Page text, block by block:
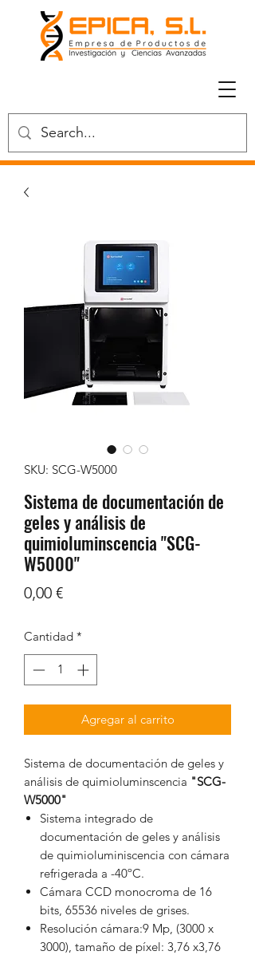
SKU: SCG-W5000
Sistema de documentación de
geles y análisis de
quimioluminscencia "SCG-
W5000"
0,00 €Precio
Cantidad *
Agregar al carrito
Sistema de documentación de geles y
análisis de quimioluminscencia "SCG-
W5000"
Sistema integrado de
documentación de geles y análisis
de quimioluminiscencia con cámara
refrigerada a -40ºC.
Cámara CCD monocroma de 16
bits, 65536 niveles de grises.
Resolución cámara:9 Mp, (3000 x
3000), tamaño de píxel: 3,76 x3,76